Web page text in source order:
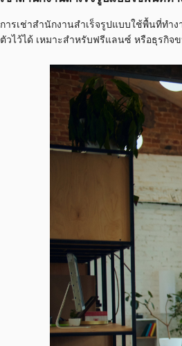
การเช่าสำนักงานสำเร็จรูปแบบใช้พื้นที่ทำ
ตัวไว้ได้ เหมาะสำหรับฟรีแลนซ์ หรือธุรกิจ